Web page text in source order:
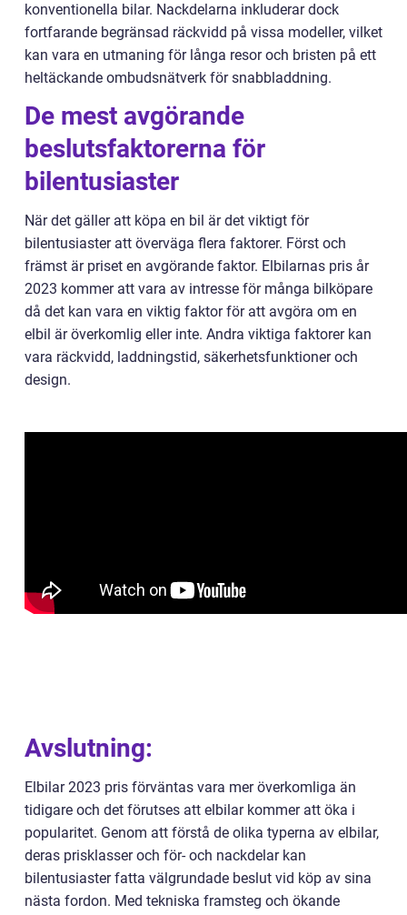
konventionella bilar. Nackdelarna inkluderar dock
fortfarande begränsad räckvidd på vissa modeller, vilket
kan vara en utmaning för långa resor och bristen på ett
heltäckande ombudsnätverk för snabbladdning.
De mest avgörande
beslutsfaktorerna för
bilentusiaster
När det gäller att köpa en bil är det viktigt för
bilentusiaster att överväga flera faktorer. Först och
främst är priset en avgörande faktor. Elbilarnas pris år
2023 kommer att vara av intresse för många bilköpare
då det kan vara en viktig faktor för att avgöra om en
elbil är överkomlig eller inte. Andra viktiga faktorer kan
vara räckvidd, laddningstid, säkerhetsfunktioner och
design.
Avslutning:
Elbilar 2023 pris förväntas vara mer överkomliga än
tidigare och det förutses att elbilar kommer att öka i
popularitet. Genom att förstå de olika typerna av elbilar,
deras prisklasser och för- och nackdelar kan
bilentusiaster fatta välgrundade beslut vid köp av sina
nästa fordon. Med tekniska framsteg och ökande